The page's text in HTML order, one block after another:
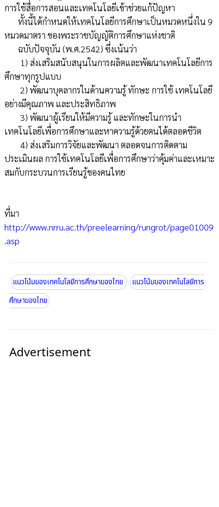
การใช้สื่อการสอนและเทคโนโลยีเข้าช่วยแก้ปัญหา
ทั้งนี้ได้กำหนดให้เทคโนโลยีการศึกษาเป็นหมวดหนึ่งใน 9
หมวดมาตรา ของพระราชบัญญัติการศึกษาแห่งชาติ
ฉบับปัจจุบัน (พ.ศ.2542) ซึ่งเน้นว่า
1) ส่งเสริมสนับสนุนในการผลิตและพัฒนาเทคโนโลยีการ
ศึกษาทุกรูปแบบ
2) พัฒนาบุคลากรในด้านความรู้ ทักษะ การใช้ เทคโนโลยี
อย่างมีคุณภาพ และประสิทธิภาพ
3) พัฒนาผู้เรียนให้มีความรู้ และทักษะในการนำ
เทคโนโลยีเพื่อการศึกษาและหาความรู้ด้วยตนได้ตลอดชีวิต
4) ส่งเสริมการวิจัยและพัฒนา ตลอดจนการติดตาม
ประเมินผล การใช้เทคโนโลยีเพื่อการศึกษาว่าคุ้มค่าและเหมาะ
สมกับกระบวนการเรียนรู้ของคนไทย
ที่มา
http://www.nrru.ac.th/preelearning/rungrot/page01009
.asp
แนวโน้มของเทคโนโลยีการศึกษาของไทย
แนวโน้มของเทคโนโลยีการ
ศึกษาของไทย
Advertisement